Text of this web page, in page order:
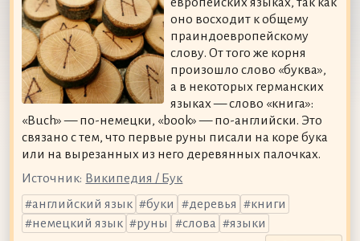
оно восходит к общему
праиндоевропейскому
слову. От того же корня
произошло слово «буква»,
а в некоторых германских
языках — слово «книга»:
«Buch» — по-немецки, «book» — по-английски. Это
связано с тем, что первые руны писали на коре бука
или на вырезанных из него деревянных палочках.
Источник: Википедия / Бук
английский язык
буки деревья
книги
немецкий язык
руны слова языки